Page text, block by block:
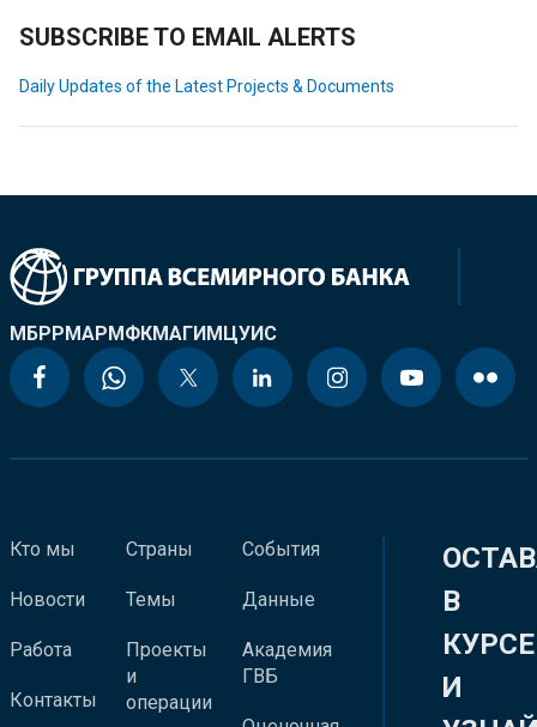
SUBSCRIBE TO EMAIL ALERTS
Daily Updates of the Latest Projects & Documents
МБРРМАРМФКМАГИМЦУИС
Кто мы
Новости
Работа
Контакты
Страны
Темы
Проекты
и
операции
События
Данные
Академия
ГВБ
В
КУРСЕ
И